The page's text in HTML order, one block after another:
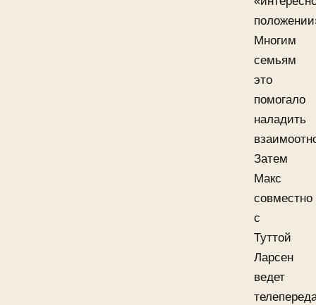
Многим
семьям
это
помогало
наладить
Затем
Макс
совместно
с
Туттой
Ларсен
ведет